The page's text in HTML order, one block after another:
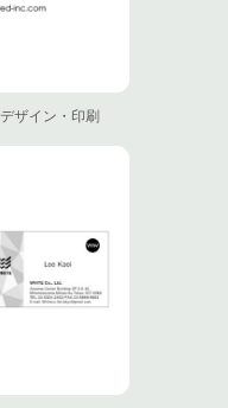
ザイン・印刷